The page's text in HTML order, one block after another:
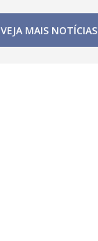
VEJA MAIS NOTÍCIAS